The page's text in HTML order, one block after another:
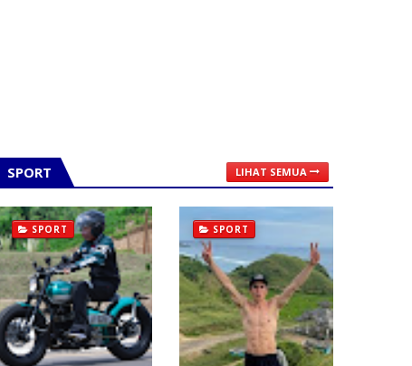
SPORT LIHAT SEMUA
SPORT SPORT